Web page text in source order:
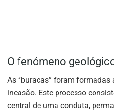
O fenómeno
As “buracas” foram formadas
incasão. Este processo
central de uma conduta,